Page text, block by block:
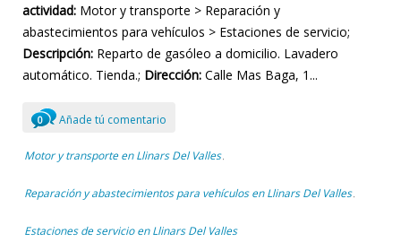
actividad: Motor y transporte > Reparación y
abastecimientos para vehículos > Estaciones de servicio;
Descripción: Reparto de gasóleo a domicilio. Lavadero
automático. Tienda.; Dirección: Calle Mas Baga, 1...
0 Añade tú comentario
Motor y transporte en Llinars Del Valles ,
Reparación y abastecimientos para vehículos en Llinars Del Valles ,
Estaciones de servicio en Llinars Del Valles